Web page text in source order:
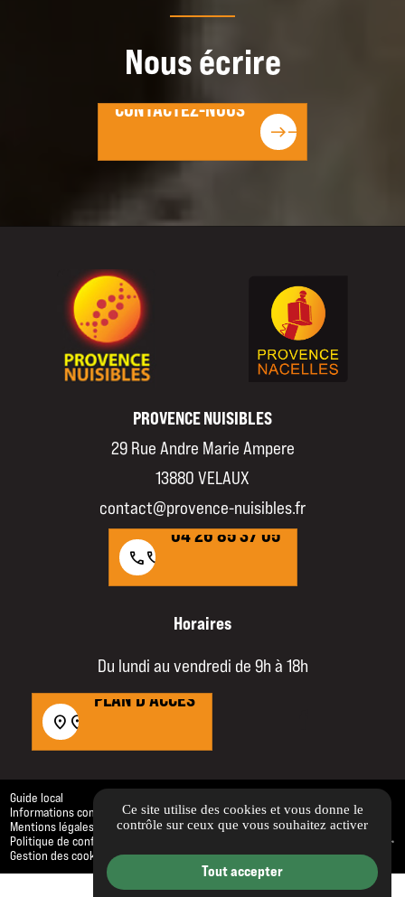
Nous écrire
CONTACTEZ-NOUS
easteast
PROVENCE NUISIBLES
29 Rue Andre Marie Ampere
13880 VELAUX
contact@provence-nuisibles.fr
callcall
04 26 85 37 05
04 26 85 37 05
Horaires
Du lundi au vendredi de 9h à 18h
location_on location_on
PLAN D'ACCÈS
PLAN D'ACCÈS
Guide local
Informations complémentaires
Mentions légales
Politique de confidentialité
Gestion des cookies
Ce site utilise des cookies et vous donne le
contrôle sur ceux que vous souhaitez activer
Tout accepter